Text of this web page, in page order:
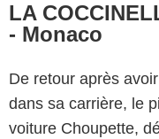
LA
- Monaco
De retour après
dans sa carrière, le
voiture Choupette,